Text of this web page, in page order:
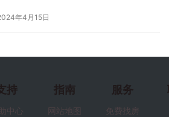
年4月15日
持
中心
指南
网站地图
服务
免费找房